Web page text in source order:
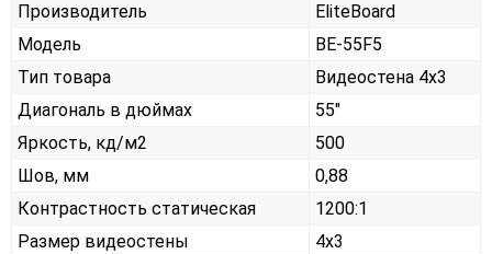
Производитель
EliteBoard
Модель
BE-55F5
Тип товара
Видеостена 4х3
Диагональ в дюймах
55"
Яркость, кд/м2
500
Шов, мм
0,88
Контрастность статическая
1200:1
Размер видеостены
4x3